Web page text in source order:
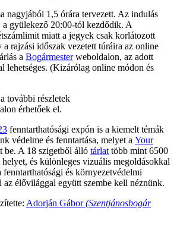
nagyjából 1,5 órára tervezett. Az indulás
gyülekező 20:00-tól kezdődik. A
miatt a jegyek csak korlátozott
rajzási időszak vezetett túráira az online
a Bogármesterweboldalon, az adott
lehetséges. (Kizárólag online módon és
további részletek
érhetőek el.
fenntarthatósági expón is a kiemelt témák
védelme és fenntartása, melyet a Your
be. A 18 szigetből álló tárlat több mint 6500
és különleges vizuális megoldásokkal
és környezetvédelmi
élővilággal együtt szembe kell néznünk.
Adorján Gábor(Szentjánosbogár